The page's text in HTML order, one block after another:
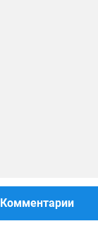
Комментарии